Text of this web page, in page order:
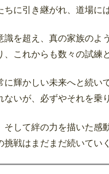
に引き継がれ、道場に
を超え、真の家族のよ
これからも数々の試練
に輝かしい未来へと続い
いが、必ずやそれを乗
そして絆の力を描いた
戦はまだまだ続いていく